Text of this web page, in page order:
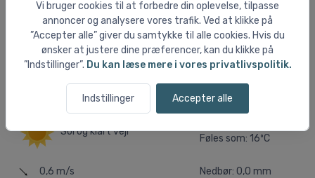
Vi bruger cookies til at forbedre din oplevelse, tilpasse
annoncer og analysere vores trafik. Ved at klikke på
”Accepter alle” giver du samtykke til alle cookies. Hvis du
ønsker at justere dine præferencer, kan du klikke på
”Indstillinger”. Du kan læse mere i vores privatlivspolitik.
Indstillinger Accepter alle
Sol og klart vejr
Temp: 14ºC
Føles som: 14ºC
0,5 m/s Nedbør: 0,0 mm
06:00 - 12:00
Sol og klart vejr
Føles som: 16ºC
0,6 m/s Nedbør: 0,0 mm